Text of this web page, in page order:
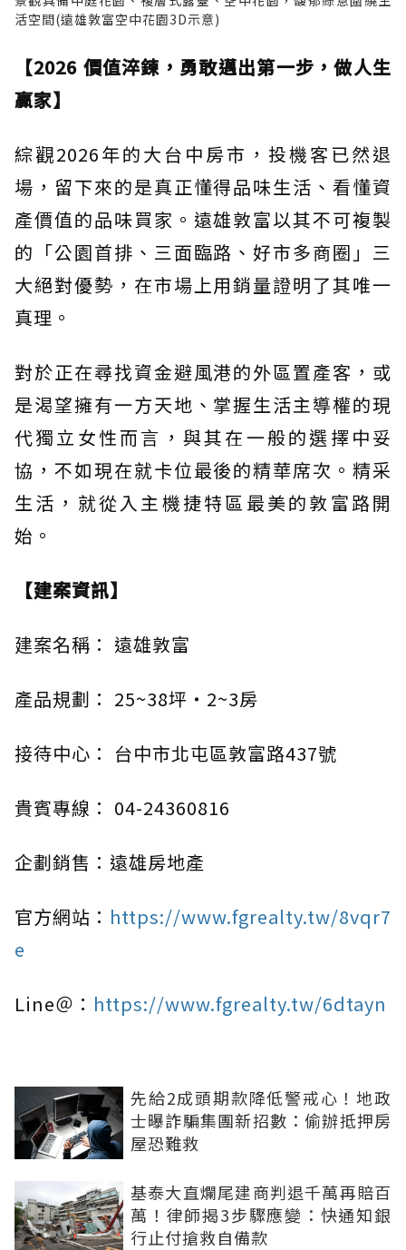
活空間(遠雄敦富空中花園3D示意)
【2026 價值淬鍊，勇敢邁出第一步，做人生
贏家】
綜觀2026年的大台中房市，投機客已然退
場，留下來的是真正懂得品味生活、看懂資
產價值的品味買家。遠雄敦富以其不可複製
的「公園首排、三面臨路、好市多商圈」三
大絕對優勢，在市場上用銷量證明了其唯一
真理。
對於正在尋找資金避風港的外區置產客，或
是渴望擁有一方天地、掌握生活主導權的現
代獨立女性而言，與其在一般的選擇中妥
協，不如現在就卡位最後的精華席次。精采
生活，就從入主機捷特區最美的敦富路開
始。
【建案資訊】
建案名稱： 遠雄敦富
產品規劃： 25~38坪・2~3房
接待中心： 台中市北屯區敦富路437號
貴賓專線： 04-24360816
企劃銷售：遠雄房地產
官方網站： https://www.fgrealty.tw/8vqr7
e
Line＠： https://www.fgrealty.tw/6dtayn
先給2成頭期款降低警戒心！地政
士曝詐騙集團新招數：偷辦抵押房
屋恐難救
基泰大直爛尾建商判退千萬再賠百
萬！律師揭3步驟應變：快通知銀
行止付搶救自備款